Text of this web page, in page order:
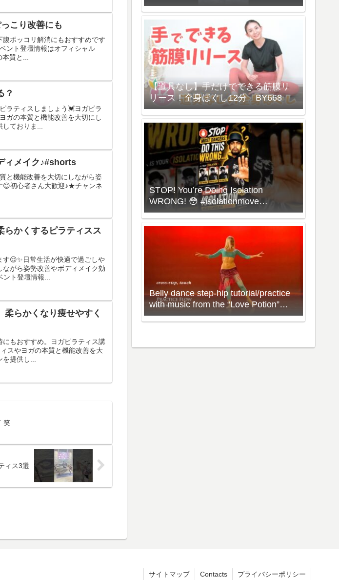
こり改善にも
ポッコリ解消にもおすすめです
ント登壇情報はオフィシャル
質と...
？
ラティスしましょう💓ヨガピラ
ガの本質と機能改善を大切にし
ておりま...
ィメイク♪#shorts
と機能改善を大切にしながら姿
😊初心者さん大歓迎♪★チャンネ
らかくするピラティスス
😌✨日常生活が快適で過ごしや
がら姿勢改善やボディメイク効
ト登壇情報...
らかくなり痩せやすく
もおすすめ。ヨガピラティス講
スやヨガの本質と機能改善を大
提供し...
笑
ィス3選
【道具なし】手だけでできる筋膜リ
リース！全身ほぐし12分 BY668
STOP! You’re Doing Isolation
WRONG! 😳 #isolationmove
#animationdance #poppingdance
Belly dance step-hip tutorial/practice
with music from the “Love Potion”
Workout with Neon
サイトマップ Contacts プライバシーポリシー